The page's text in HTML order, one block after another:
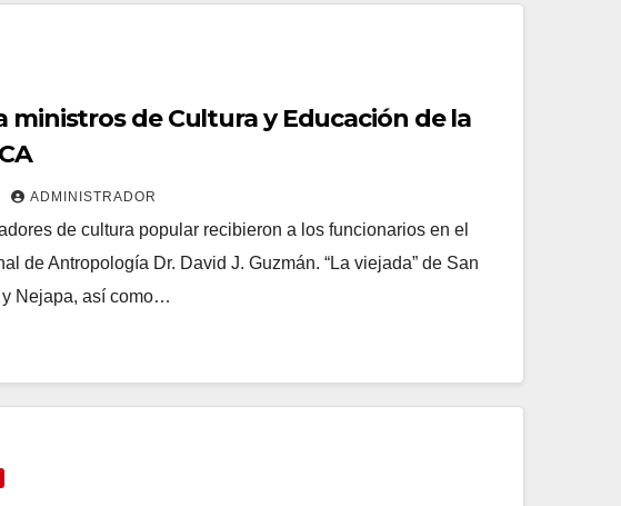
ministros de Cultura y Educación de la
ADMINISTRADOR
de cultura popular recibieron a los funcionarios en el
de Antropología Dr. David J. Guzmán. “La viejada” de San
Nejapa, así como…